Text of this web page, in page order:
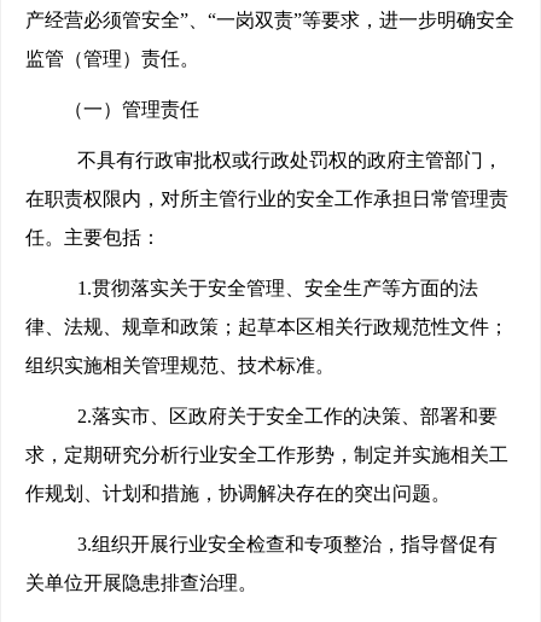
产经营必须管安全”、“一岗双责”等要求，进一步明确安全
监管（管理）责任。
（一）管理责任
不具有行政审批权或行政处罚权的政府主管部门，
在职责权限内，对所主管行业的安全工作承担日常管理责
任。主要包括：
1.贯彻落实关于安全管理、安全生产等方面的法
律、法规、规章和政策；起草本区相关行政规范性文件；
组织实施相关管理规范、技术标准。
2.落实市、区政府关于安全工作的决策、部署和要
求，定期研究分析行业安全工作形势，制定并实施相关工
作规划、计划和措施，协调解决存在的突出问题。
3.组织开展行业安全检查和专项整治，指导督促有
关单位开展隐患排查治理。